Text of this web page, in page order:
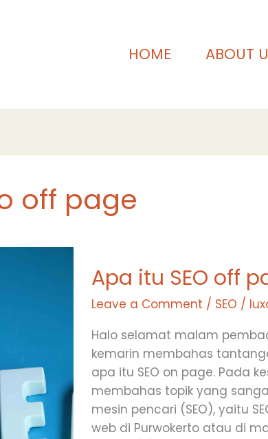
HOME ABOUT
off page
Apa itu SEO off
Leave a Comment / SEO /
Halo selamat malam
kemarin membahas
apa itu SEO on page. Pada
membahas topik yang
mesin pencari (SEO), yaitu
web di Purwokerto atau di
itu
SEO
off
page?